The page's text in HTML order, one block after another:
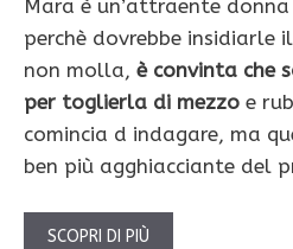
Mara è un’attraente
perchè dovrebbe insidiarle
non molla, è convinta che
per toglierla di mezzo e
comincia d indagare, ma
ben più agghiacciante del
SCOPRI DI PIÙ